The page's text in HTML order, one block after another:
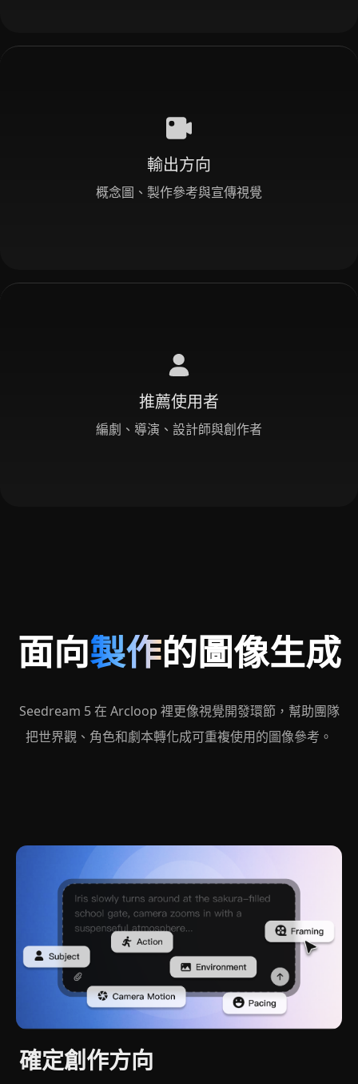
輸出方向
概念圖、製作參考與宣傳視覺
推薦使用者
編劇、導演、設計師與創作者
面向製作的圖像生成
Seedream 5 在 Arcloop 裡更像視覺開發環節，幫助團隊
把世界觀、角色和劇本轉化成可重複使用的圖像參考。
確定創作方向